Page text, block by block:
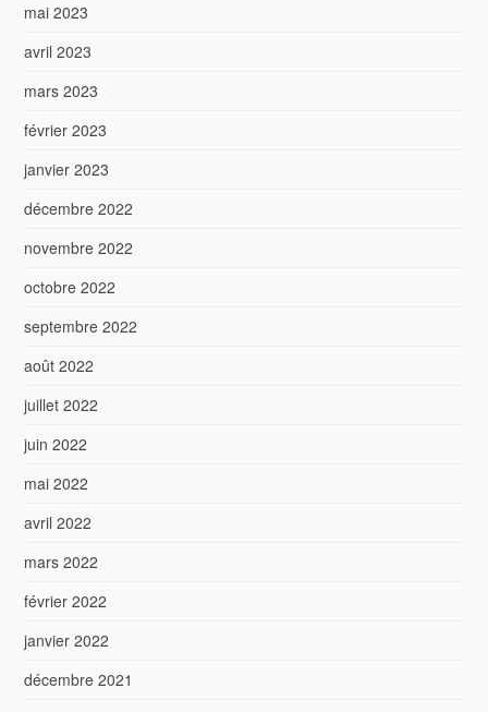
mai 2023
avril 2023
mars 2023
février 2023
janvier 2023
décembre 2022
novembre 2022
octobre 2022
septembre 2022
août 2022
juillet 2022
juin 2022
mai 2022
avril 2022
mars 2022
février 2022
janvier 2022
décembre 2021